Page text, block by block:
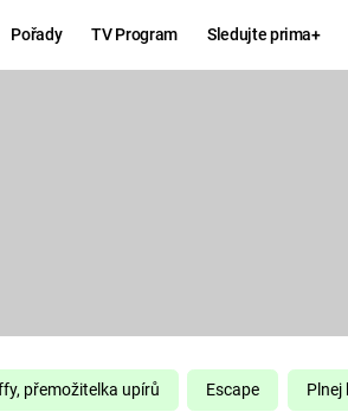
Pořady TV Program Sledujte prima+
DELIVERANCE
přemožitelka upírů Escape Plnej